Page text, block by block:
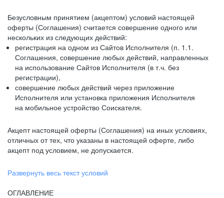
Безусловным принятием (акцептом) условий настоящей
оферты (Соглашения) считается совершение одного или
нескольких из следующих действий:
регистрация на одном из Сайтов Исполнителя (п. 1.1.
Соглашения, совершение любых действий, направленных
на использование Сайтов Исполнителя (в т.ч. без
регистрации),
совершение любых действий через приложение
Исполнителя или установка приложения Исполнителя
на мобильное устройство Соискателя.
Акцепт настоящей оферты (Соглашения) на иных условиях,
отличных от тех, что указаны в настоящей оферте, либо
акцепт под условием, не допускается.
Развернуть весь текст условий
ОГЛАВЛЕНИЕ